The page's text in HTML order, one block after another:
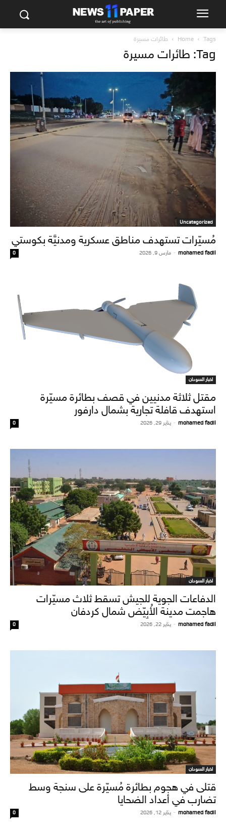
Home Tags طائرات مسيرة
Tag: طائرات مسيرة
Uncategorized
مُسيّرات تستهدف مناطق عسكرية ومدنيَّة بكوستي
mohamed fadil
- مارس 9, 2026 0
اخبار السودان
مقتل ثلاثة مدنيين في قصف بطائرة مسيّرة
استهدف قافلة تجارية بشمال دارفور
mohamed fadil
- يناير 29, 2026 0
اخبار السودان
الدفاعات الجوية للجيش تسقط ثلاث مسيّرات
هاجمت مدينة الأُبِيّض شمال كردفان
mohamed fadil
- يناير 22, 2026 0
اخبار السودان
قتلى في هجوم بطائرة مُسيّرة على سنجة وسط
تضارب في أعداد الضحايا
mohamed fadil
- يناير 12, 2026 0